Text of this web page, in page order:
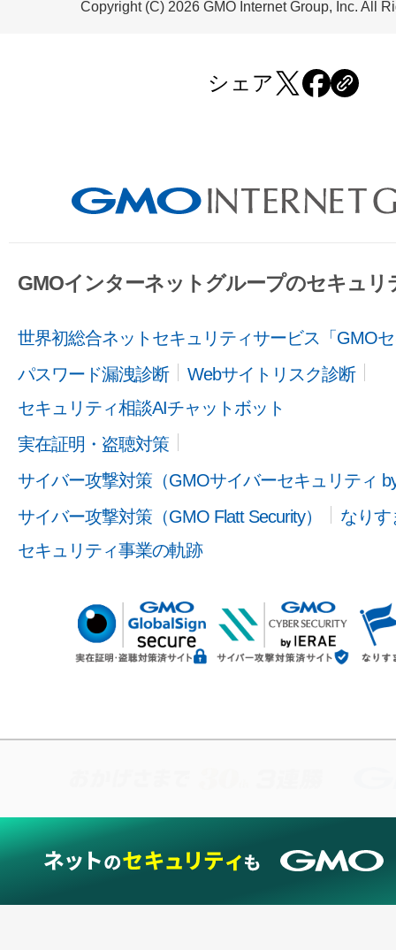
Copyright (C) 2026 GMO Internet Group, Inc. All
シェア
GMOインターネットグループのセキュリ
世界初総合ネットセキュリティサービス「GMO
パスワード漏洩診断
Webサイトリスク診断
セキュリティ相談AIチャットボット
実在証明・盗聴対策
サイバー攻撃対策（GMOサイバーセキュリティ
サイバー攻撃対策（GMO Flatt Security）
なりす
セキュリティ事業の軌跡